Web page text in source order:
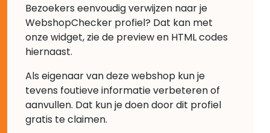
Bezoekers eenvoudig verwijzen naar je
WebshopChecker profiel? Dat kan met
onze widget, zie de preview en HTML codes
hiernaast.
Als eigenaar van deze webshop kun je
tevens foutieve informatie verbeteren of
aanvullen. Dat kun je doen door dit profiel
gratis te claimen.